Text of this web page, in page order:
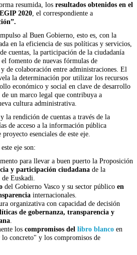
resumida, los resultados obtenidos en el
2020, el correspondiente a
al Buen Gobierno, esto es, con la
en la eficiencia de sus políticas y servicios,
cuentas, la participación de la ciudadanía
fomento de nuevas fórmulas de
de colaboración entre administraciones. El
la determinación por utilizar los recursos
económico y social en clave de desarrollo
un marco legal que contribuya a
cultura administrativa.
la rendición de cuentas a través de la
de acceso a la información pública
esenciales de este eje.
eje son:
para llevar a buen puerto la Proposición
y participación ciudadana de la
Euskadi.
del Gobierno Vasco y su sector público en
internacionales.
organizativa con capacidad de decisión
de gobernanza, transparencia y
.
los compromisos del libro blanco en
lo concreto" y los compromisos de